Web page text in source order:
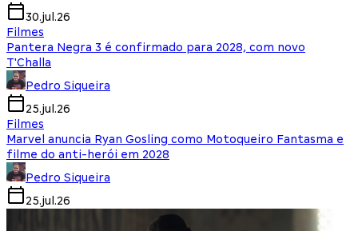
30.jul.26
Filmes
Pantera Negra 3 é confirmado para 2028, com novo
T'Challa
Pedro Siqueira
25.jul.26
Filmes
Marvel anuncia Ryan Gosling como Motoqueiro Fantasma e
filme do anti-herói em 2028
Pedro Siqueira
25.jul.26